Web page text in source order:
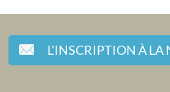
L'INSCRIPTION À LA